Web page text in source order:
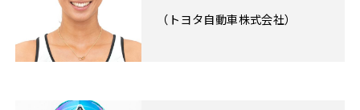
（トヨタ自動車株式会社）